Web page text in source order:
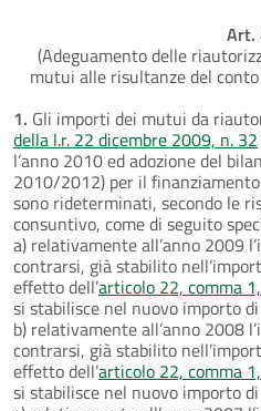
Art.
(Adeguamento delle
mutui alle risultanze del
1. Gli importi dei mutui da
della l.r. 22 dicembre 2009, n. 32
l’anno 2010 ed adozione del
2010/2012) per il
sono rideterminati, secondo le
consuntivo, come di seguito
a) relativamente all’anno 2009
contrarsi, già stabilito
effetto dell’articolo 22, comma
si stabilisce nel nuovo importo
b) relativamente all’anno 2008
contrarsi, già stabilito
effetto dell’articolo 22, comma
si stabilisce nel nuovo importo